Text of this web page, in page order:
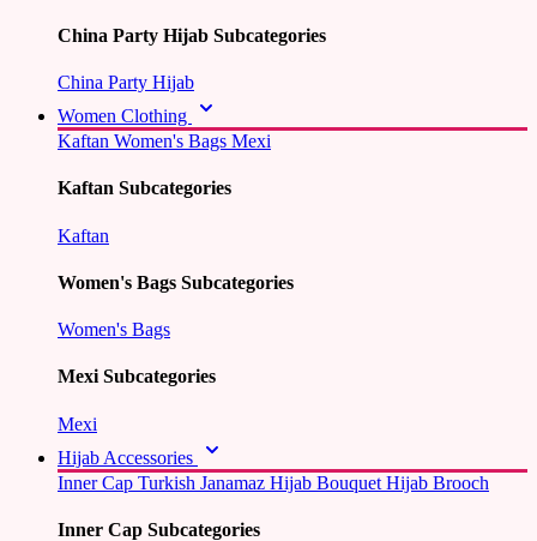
China Party Hijab Subcategories
China Party Hijab
Women Clothing
Kaftan Women's Bags Mexi
Kaftan Subcategories
Kaftan
Women's Bags Subcategories
Women's Bags
Mexi Subcategories
Mexi
Hijab Accessories
Inner Cap Turkish Janamaz Hijab Bouquet Hijab Brooch
Inner Cap Subcategories